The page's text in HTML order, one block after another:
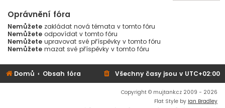
Oprávnění fóra
Nemůžete zakládat nová témata v tomto fóru
Nemůžete odpovídat v tomto fóru
Nemůžete upravovat své příspěvky v tomto fóru
Nemůžete mazat své příspěvky v tomto fóru
Domů Obsah fóra Všechny časy jsou v UTC+02:00
Copyright © mujtank.cz 2009 - 2026
Flat Style by Ian Bradley